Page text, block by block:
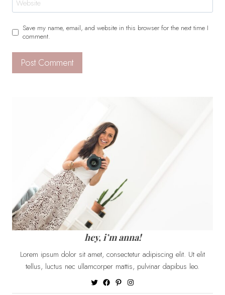
Website
Save my name, email, and website in this browser for the next time I
comment.
hey, i’m anna!
Lorem ipsum dolor sit amet, consectetur adipiscing elit. Ut elit
tellus, luctus nec ullamcorper mattis, pulvinar dapibus leo.
TwitterFacebook
PinterestInstagram